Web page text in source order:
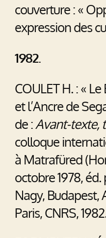
couverture : «
expression des
1982.
COULET H. : «
et l’Ancre de
de :Avant-texte,
colloque
à Matrafüred
octobre 1978, éd.
Nagy, Budapest,
Paris, CNRS,